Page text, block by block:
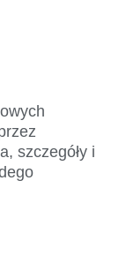
szczegóły i